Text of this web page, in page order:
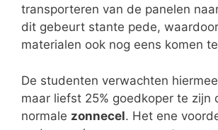
transporteren van de panelen
dit gebeurt stante pede,
materialen ook nog eens komen
De studenten verwachten
maar liefst 25% goedkoper te zijn
normale zonnecel. Het ene